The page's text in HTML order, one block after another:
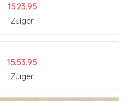
15.23.95
Zuiger
15.53.95
Zuiger